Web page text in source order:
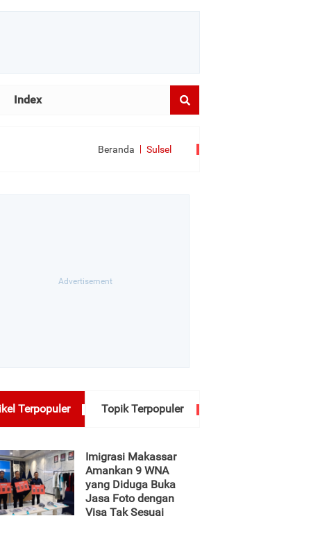
Index
Beranda Sulsel
Terpopuler Topik Terpopuler
Imigrasi Makassar
Amankan 9 WNA
yang Diduga Buka
Jasa Foto dengan
Visa Tak Sesuai